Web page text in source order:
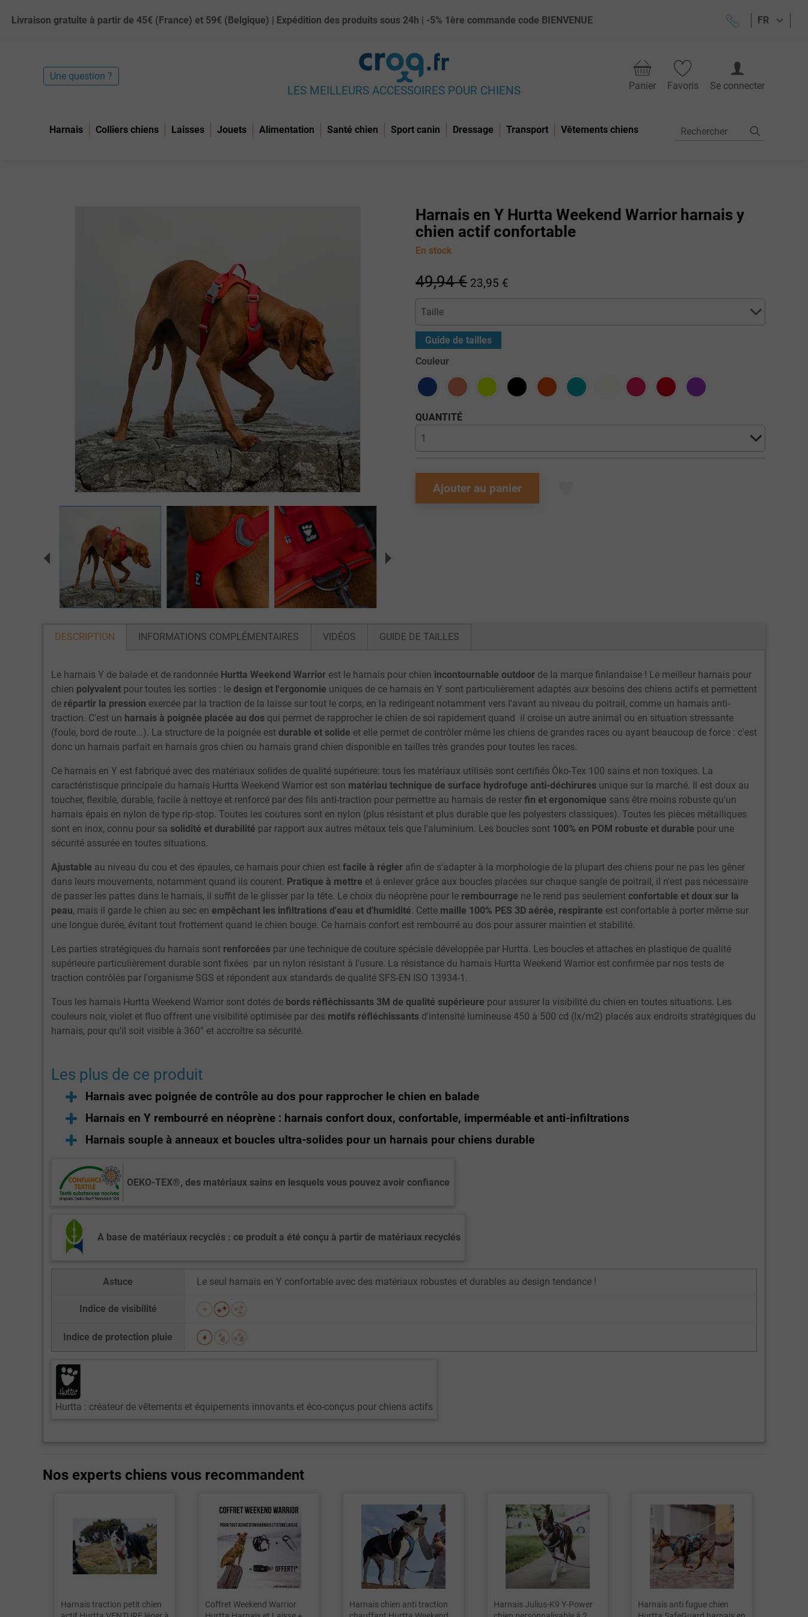
Livraison gratuite à partir de 45€ (France) et 59€ (Belgique) | Expédition des produits sous 24h | -5% 1ère commande code BIENVENUE FR
Une question ?
LES MEILLEURS ACCESSOIRES POUR CHIENS Panier Favoris Se connecter
Harnais Colliers chiens Laisses Jouets Alimentation Santé chien Sport canin Dressage Transport Vêtements chiens
Harnais en Y Hurtta Weekend Warrior harnais y
chien actif confortable
En stock
49,94 € 23,95 €
Guide de tailles
Couleur
QUANTITÉ
Ajouter au panier
DESCRIPTION INFORMATIONS COMPLÉMENTAIRES VIDÉOS GUIDE DE TAILLES
Le harnais Y de balade et de randonnée Hurtta Weekend Warriorest le harnais pour chien incontournable outdoorde la marque finlandaise ! Le meilleur harnais pour
chien polyvalentpour toutes les sorties : le design et l'ergonomie uniques de ce harnais en Y sont particulièrement adaptés aux besoins des chiens actifs et permettent
de répartir la pression exercée par la traction de la laisse sur tout le corps, en la redirigeant notamment vers l'avant au niveau du poitrail, comme un harnais anti-
traction. C'est un harnais à poignée placée au dosqui permet de rapprocher le chien de soi rapidement quand il croise un autre animal ou en situation stressante
(foule, bord de route...). La structure de la poignée est durable et solide et elle permet de contrôler même les chiens de grandes races ou ayant beaucoup de force : c'est
donc un harnais parfait en harnais gros chien ou harnais grand chien disponible en tailles très grandes pour toutes les races.
Ce harnais en Y est fabriqué avec des matériaux solides de qualité supérieure: tous les matériaux utilisés sont certifiés Öko-Tex 100 sains et non toxiques. La
caractéristisque principale du harnais Hurtta Weekend Warrior est son matériau technique de surface hydrofuge anti-déchiruresunique sur la marché. Il est doux au
toucher, flexible, durable, facile à nettoye et renforcé par des fils anti-traction pour permettre au harnais de rester fin et ergonomique sans être moins robuste qu'un
harnais épais en nylon de type rip-stop. Toutes les coutures sont en nylon (plus résistant et plus durable que les polyesters classiques). Toutes les pièces métalliques
sont en inox, connu pour sa solidité et durabilité par rapport aux autres métaux tels que l'aluminium. Les boucles sont 100% en POM robuste et durable pour une
sécurité assurée en toutes situations.
Ajustable au niveau du cou et des épaules, ce harnais pour chien est facile à réglerafin de s'adapter à la morphologie de la plupart des chiens pour ne pas les gêner
dans leurs mouvements, notamment quand ils courent. Pratique à mettre et à enlever grâce aux boucles placées sur chaque sangle de poitrail, il n'est pas nécessaire
de passer les pattes dans le harnais, il suffit de le glisser par la tête. Le choix du néoprène pour le rembourrage ne le rend pas seulement confortable et doux sur la
peau, mais il garde le chien au sec en empêchant les infiltrations d'eau et d'humidité. Cette maille 100% PES 3D aérée, respirante est confortable à porter même sur
une longue durée, évitant tout frottement quand le chien bouge. Ce harnais confort est rembourré au dos pour assurer maintien et stabilité.
Les parties stratégiques du harnais sont renforcéespar une technique de couture spéciale développée par Hurtta. Les boucles et attaches en plastique de qualité
supérieure particulièrement durable sont fixées par un nylon résistant à l'usure. La résistance du harnais Hurtta Weekend Warrior est confirmée par nos tests de
traction contrôlés par l'organisme SGS et répondent aux standards de qualité SFS-EN ISO 13934-1.
Tous les harnais Hurtta Weekend Warrior sont dotés de bords réfléchissants 3M de qualité supérieure pour assurer la visibilité du chien en toutes situations. Les
couleurs noir, violet et fluo offrent une visibilité optimisée par des motifs réfléchissantsd'intensité lumineuse 450 à 500 cd (lx/m2) placés aux endroits stratégiques du
harnais, pour qu'il soit visible à 360° et accroître sa sécurité.
Les plus de ce produit
Harnais avec poignée de contrôle au dos pour rapprocher le chien en balade
Harnais en Y rembourré en néoprène : harnais confort doux, confortable, imperméable et anti-infiltrations
Harnais souple à anneaux et boucles ultra-solides pour un harnais pour chiens durable
OEKO-TEX®, des matériaux sains en lesquels vous pouvez avoir confiance
A base de matériaux recyclés : ce produit a été conçu à partir de matériaux recyclés
Astuce Le seul harnais en Y confortable avec des matériaux robustes et durables au design tendance !
Indice de visibilité
Indice de protection pluie
Hurtta : créateur de vêtements et équipements innovants et éco-conçus pour chiens actifs
Nos experts chiens vous recommandent
Harnais traction petit chien
Coffret Weekend Warrior
Harnais chien anti traction
Harnais Julius-K9 Y-Power
Harnais anti fugue chien